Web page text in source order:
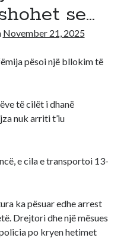
se…
November 21, 2025
pësoi një bllokim të
të cilët i dhanë
nuk arriti t’iu
e cila e transportoi 13-
ka pësuar edhe arrest
Drejtori dhe një mësues
po kryen hetimet